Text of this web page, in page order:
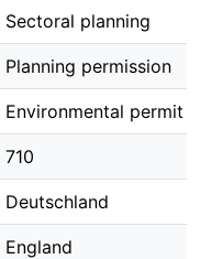
Sectoral planning
Planning permission
Environmental permit
710
Deutschland
England